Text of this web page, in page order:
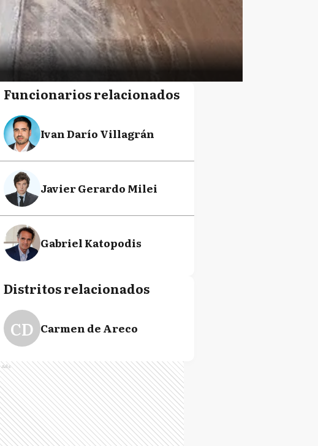
Funcionarios relacionados
Ivan Darío Villagrán
Javier Gerardo Milei
Gabriel Katopodis
Distritos relacionados
CD Carmen de Areco
Ads